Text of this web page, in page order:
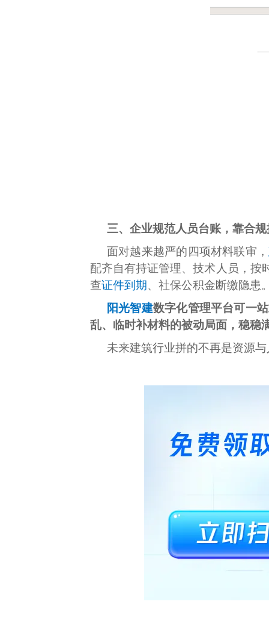
三、企业规范人员台账，靠合
面对越来越严的四项材料联审，
配齐自有持证管理、技术人员，按
查证件到期、社保公积金断缴隐患
阳光智建数字化管理平台可一
乱、临时补材料的被动局面，稳稳
未来建筑行业拼的不再是资源